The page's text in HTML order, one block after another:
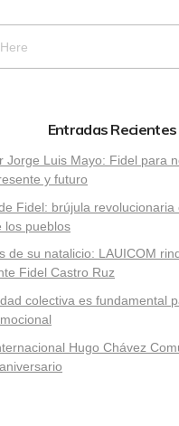
Entradas Recientes
Jorge Luis Mayo: Fidel para
y futuro
Fidel: brújula revolucionaria
los pueblos
de su natalicio: LAUICOM
Fidel Castro Ruz
colectiva es fundamental
Hugo Chávez